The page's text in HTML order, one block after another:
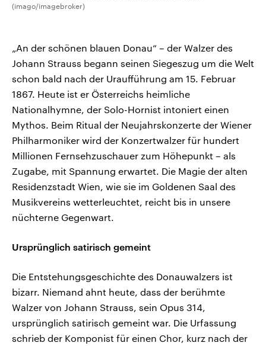
(imago/imagebroker)
„An der schönen blauen Donau“ – der Walzer des
Johann Strauss begann seinen Siegeszug um die Welt
schon bald nach der Uraufführung am 15. Februar
1867. Heute ist er Österreichs heimliche
Nationalhymne, der Solo-Hornist intoniert einen
Mythos. Beim Ritual der Neujahrskonzerte der Wiener
Philharmoniker wird der Konzertwalzer für hundert
Millionen Fernsehzuschauer zum Höhepunkt – als
Zugabe, mit Spannung erwartet. Die Magie der alten
Residenzstadt Wien, wie sie im Goldenen Saal des
Musikvereins wetterleuchtet, reicht bis in unsere
nüchterne Gegenwart.
Ursprünglich satirisch gemeint
Die Entstehungsgeschichte des Donauwalzers ist
bizarr. Niemand ahnt heute, dass der berühmte
Walzer von Johann Strauss, sein Opus 314,
ursprünglich satirisch gemeint war. Die Urfassung
schrieb der Komponist für einen Chor, kurz nach der